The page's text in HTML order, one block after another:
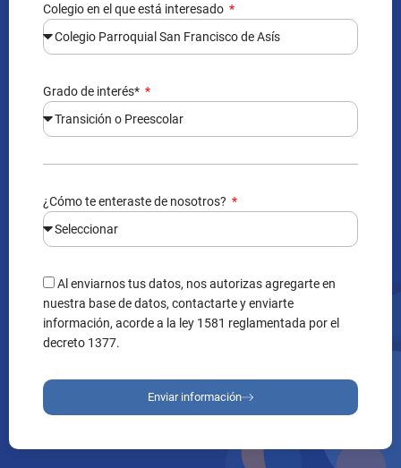
Colegio en el que está interesado
Grado de interés*
¿Cómo te enteraste de nosotros?
Al enviarnos tus datos, nos autorizas agregarte en
nuestra base de datos, contactarte y enviarte
información, acorde a la ley 1581 reglamentada por el
decreto 1377.
Enviar información